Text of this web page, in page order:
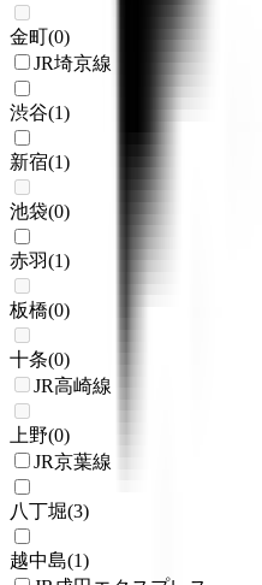
金町(0)
JR埼京線
渋谷(1)
新宿(1)
池袋(0)
赤羽(1)
板橋(0)
十条(0)
JR高崎線
上野(0)
JR京葉線
八丁堀(3)
越中島(1)